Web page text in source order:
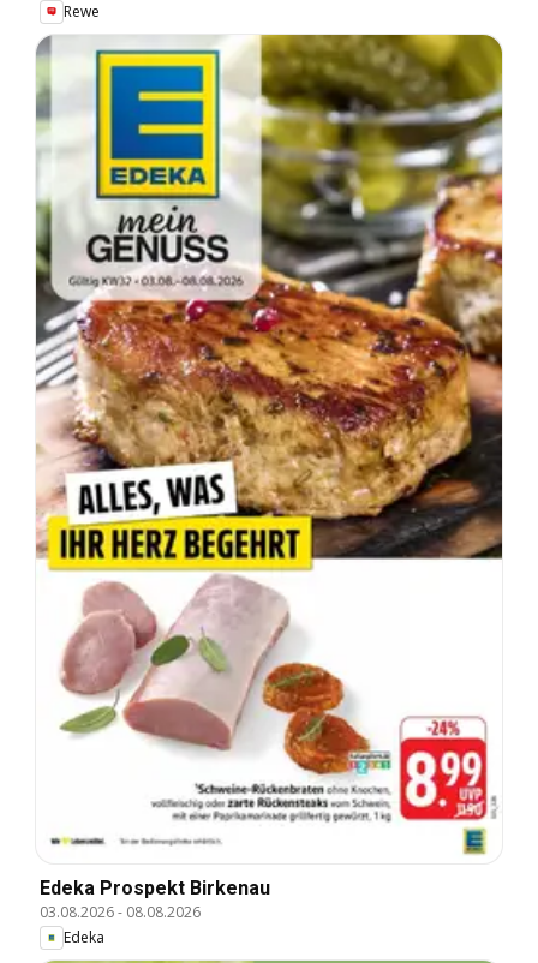
Rewe
Edeka Prospekt Birkenau
03.08.2026- 08.08.2026
Edeka